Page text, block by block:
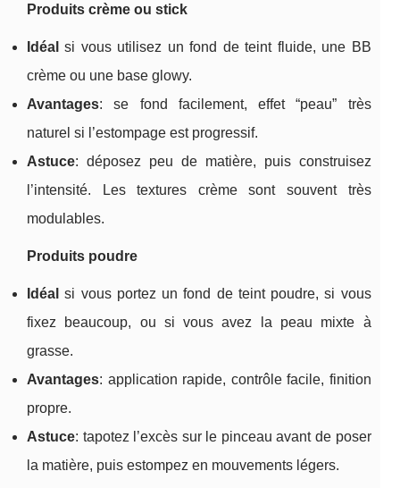
Produits crème ou stick
Idéal si vous utilisez un fond de teint fluide, une BB
crème ou une base glowy.
Avantages: se fond facilement, effet “peau” très
naturel si l’estompage est progressif.
Astuce: déposez peu de matière, puis construisez
l’intensité. Les textures crème sont souvent très
modulables.
Produits poudre
Idéal si vous portez un fond de teint poudre, si vous
fixez beaucoup, ou si vous avez la peau mixte à
grasse.
Avantages: application rapide, contrôle facile, finition
propre.
Astuce: tapotez l’excès sur le pinceau avant de poser
la matière, puis estompez en mouvements légers.